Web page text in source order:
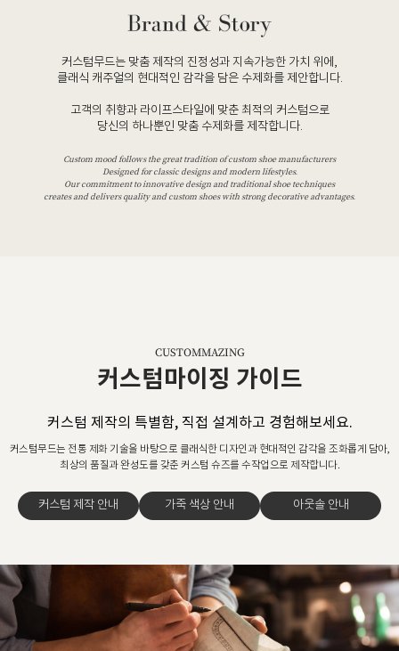
커스텀무드는 맞춤 제작의 진정성과 지속가능한 가치 위에,
클래식 캐주얼의 현대적인 감각을 담은 수제화를 제안합니다.
고객의 취향과 라이프스타일에 맞춘 최적의 커스텀으로
당신의 하나뿐인 맞춤 수제화를 제작합니다.
Custom mood follows the great tradition of custom shoe manufacturers
Designed for classic designs and modern lifestyles.
Our commitment to innovative design and traditional shoe techniques
creates and delivers quality and custom shoes with strong decorative advantages.
CUSTOMMAZING
커스텀마이징 가이드
커스텀 제작의 특별함, 직접 설계하고 경험해보세요.
커스텀무드는 전통 제화 기술을 바탕으로 클래식한 디자인과 현대적인 감각을 조화롭게 담아,
최상의 품질과 완성도를 갖춘 커스텀 슈즈를 수작업으로 제작합니다.
커스텀 제작 안내 가죽 색상 안내 아웃솔 안내